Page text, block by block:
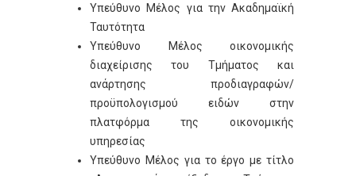
Υπεύθυνο Μέλος για την Ακαδημαϊκή
Ταυτότητα
Υπεύθυνο Μέλος οικονομικής
διαχείρισης του Τμήματος και
ανάρτησης προδιαγραφών/
προϋπολογισμού ειδών στην
πλατφόρμα της οικονομικής
υπηρεσίας
Υπεύθυνο Μέλος για το έργο με τίτλο